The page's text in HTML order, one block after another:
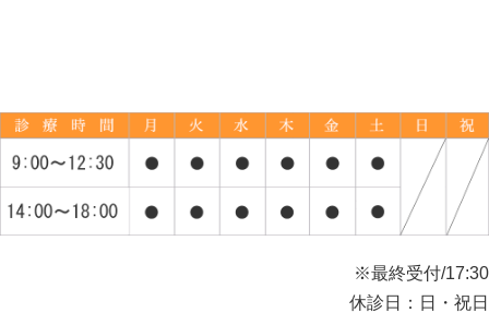
※最終受付/17:30
休診日：日・祝日